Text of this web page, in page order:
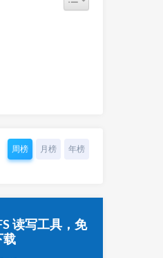
周榜 月榜 年榜
读写工具，免
载